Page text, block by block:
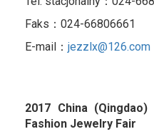
Faks：024-66806661
E-mail： jezzlx@126.com
2017 China
Fashion Jewelry Fair